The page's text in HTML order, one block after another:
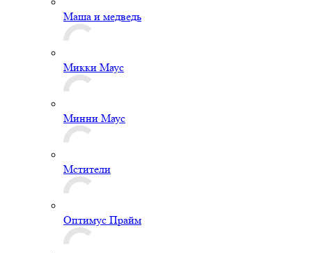
Маша и медведь
Микки Маус
Минни Маус
Мстители
Оптимус Прайм